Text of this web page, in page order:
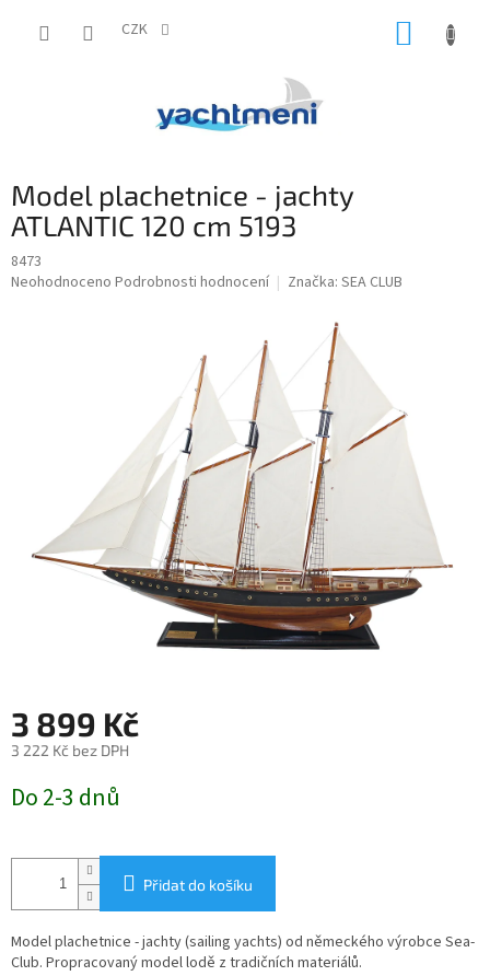
CZK
Model plachetnice - jachty
ATLANTIC 120 cm 5193
8473
Průměrné
Neohodnoceno Podrobnosti hodnocení Značka: SEA CLUB
3 899 Kč
3 222 Kč bez DPH
cena:
Do 2-3 dnů
Přidat do košíku
Model plachetnice - jachty (sailing yachts) od německého výrobce Sea-
Club. Propracovaný model lodě z tradičních materiálů.